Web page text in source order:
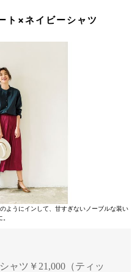
ト×ネイビーシャツ
ようにインして、甘すぎないノーブルな装い
。
ャツ￥21,000（ティッ